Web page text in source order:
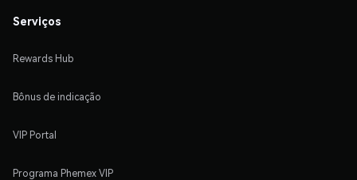
Serviços
Rewards Hub
Bônus de indicação
VIP Portal
Programa Phemex VIP